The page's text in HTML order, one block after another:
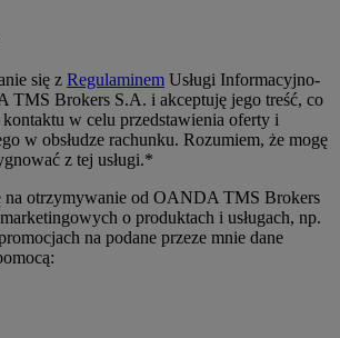
się z Regulaminem Usługi Informacyjno-
TMS Brokers S.A. i akceptuję jego treść, co
w celu przedstawienia oferty i
w obsłudze rachunku. Rozumiem, że mogę
z tej usługi.*
na otrzymywanie od OANDA TMS Brokers
o produktach i usługach, np.
na podane przeze mnie dane